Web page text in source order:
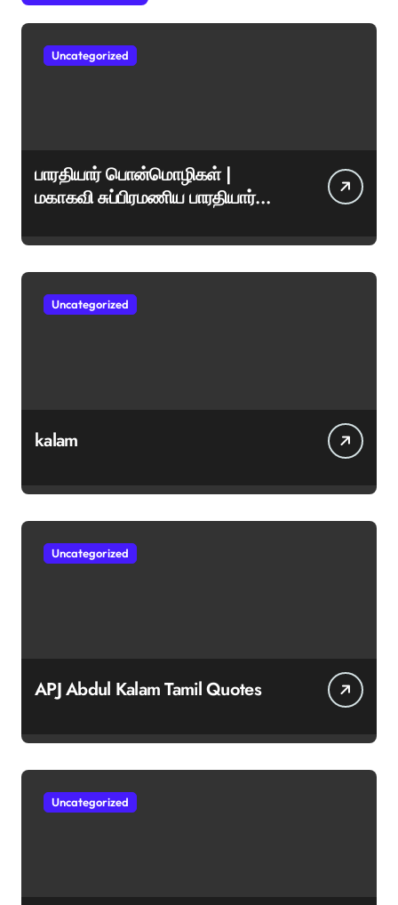
Uncategorized
பாரதியார் பொன்மொழிகள் |
மகாகவி சுப்பிரமணிய பாரதியார்
ஊக்கமளிக்கும் வாசகங்கள்
Uncategorized
kalam
Uncategorized
APJ Abdul Kalam Tamil Quotes
Uncategorized